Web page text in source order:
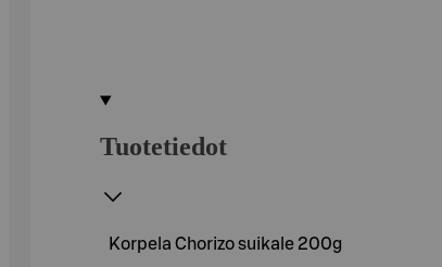
Tuotetiedot
Korpela Chorizo suikale 200g